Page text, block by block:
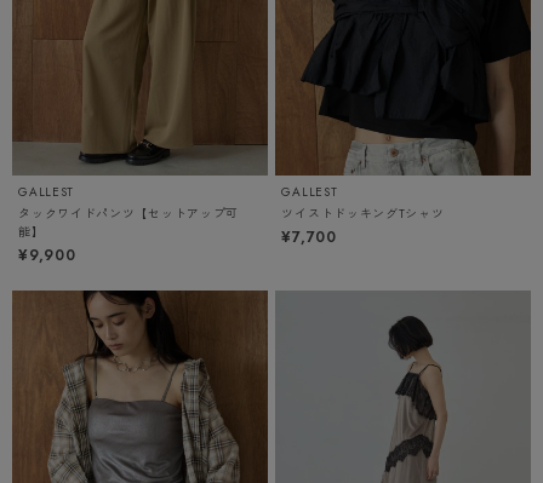
GALLEST
タックワイドパンツ【セットアップ可
能】
¥9,900
GALLEST
ツイストドッキングTシャツ
¥7,700